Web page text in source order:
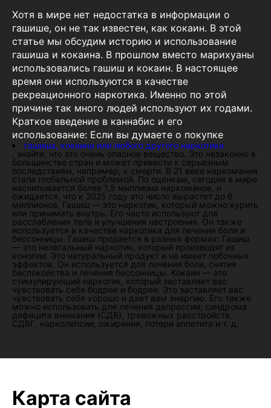
Хотя в мире нет недостатка в информации о
гашише, он не так известен, как кокаин. В этой
статье мы обсудим историю и использование
гашиша и кокаина. В прошлом вместо марихуаны
использовались гашиш и кокаин. В настоящее
время они используются в качестве
рекреационного наркотика. Именно по этой
причине так много людей используют их годами.
Краткое введение в каннабис и его
использование: Если вы думаете о покупке
гашиша, кокаина или любого другого наркотика
, знайте, что это очень опасное вещество. Это незаконно в
большинстве стран и может привести к серьезным
последствиям, например, к смерти. В 21 веке наркомания
стала глобальной проблемой. По оценкам, сегодня в мире
насчитывается более 1,5 миллиона наркоманов, и
ожидается, что к 2025 году это число вырастет до 6
миллионов. Гашиш — это наркотик, который можно курить
или принимать внутрь. Его часто используют для
расслабления тела и улучшения настроения. Он также
используется в качестве наркотика для лечения боли и
бессонницы. Гашиш продается в разных формах: Гашиш
— это нелегальный наркотик, который производят из
конопли. Это натуральный продукт и не имеет побочных
эффектов. Он используется для лечения боли, снятия
беспокойства и лечения бессонницы. Кокаин — это
стимулирующий наркотик, который заставляет вас
чувствовать себя бодрее и бодрее. Это заставляет вас
чувствовать себя хорошо и дает вам энергию. Его также
можно использовать для лечения депрессии, синдрома
дефицита внимания (СДВ), тревожных расстройств,
СДВГ, нарколепсии, ожирения, потери аппетита и т. д.
Карта сайта